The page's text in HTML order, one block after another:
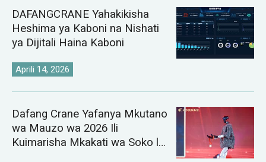
DAFANGCRANE Yahakikisha
Heshima ya Kaboni na Nishati
ya Dijitali Haina Kaboni
Aprili 14, 2026
Dafang Crane Yafanya Mkutano
wa Mauzo wa 2026 Ili
Kuimarisha Mkakati wa Soko la